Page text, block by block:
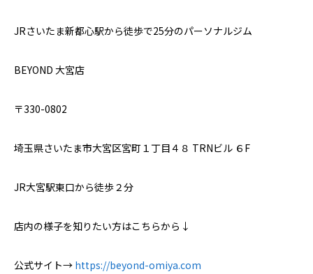
JRさいたま新都心駅から徒歩で25分のパーソナルジム
BEYOND 大宮店
〒330-0802
埼玉県さいたま市大宮区宮町１丁目４８ TRNビル ６F
JR大宮駅東口から徒歩２分
店内の様子を知りたい方はこちらから↓
公式サイト→ https://beyond-omiya.com